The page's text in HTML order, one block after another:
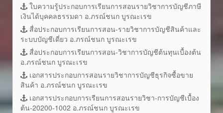
ใบความรู้ประกอบการเรียนการสอนรายวิชาการบัญชีภาษี
เงินได้บุคคลธรรมดา อ.ภรณ์ชนก บูรณะเรข
สื่อประกอบการเรียนการสอน-รายวิชาการบัญชีสินค้าและ
ระบบบัญชีเดี่ยว อ.ภรณ์ชนก บูรณะเรข
สื่อประกอบการเรียนการสอน-วิชาการบัญชีต้นทุนเบื้องต้น
อ.ภรณ์ชนก บูรณะเรข
เอกสารประกอบการสอนรายวิชาการบัญชีธุรกิจซื้อขาย
สินค้า อ.ภรณ์ชนก บูรณะเรข
เอกสารประกอบการเรียนการสอนรายวิชา-การบัญชีเบื้อง
ต้น-20200-1002 อ.ภรณ์ชนก บูรณะเรข